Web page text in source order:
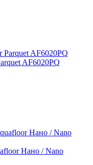
AF6020PQ
Нано / Nano